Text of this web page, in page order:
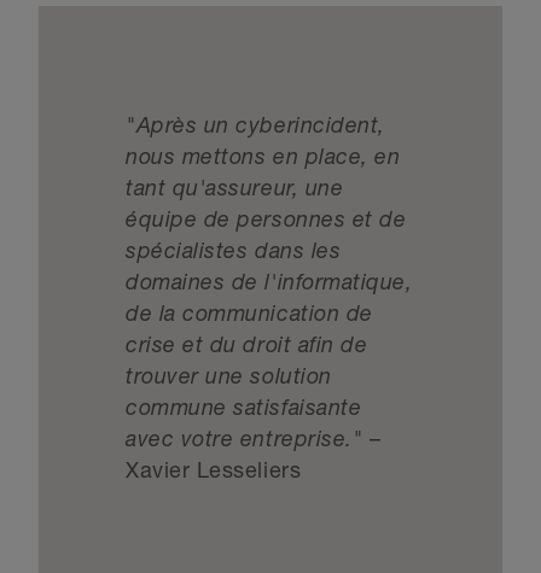
"Après un cyberincident,
nous mettons en place, en
tant qu'assureur, une
équipe de personnes et de
spécialistes dans les
domaines de l'informatique,
de la communication de
crise et du droit afin de
trouver une solution
commune satisfaisante
avec votre entreprise." –
Xavier Lesseliers